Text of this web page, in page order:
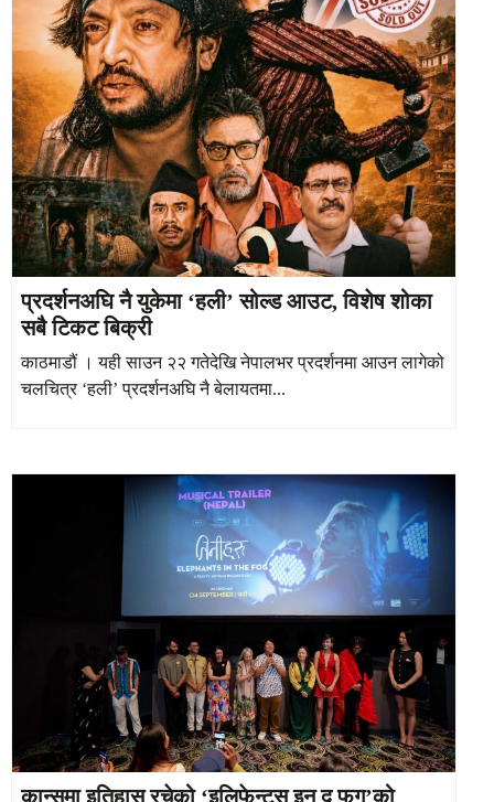
प्रदर्शनअघि नै युकेमा ‘हली’ सोल्ड आउट, विशेष शोका
सबै टिकट बिक्री
काठमाडौं । यही साउन २२ गतेदेखि नेपालभर प्रदर्शनमा आउन लागेको
चलचित्र ‘हली’ प्रदर्शनअघि नै बेलायतमा...
कान्समा इतिहास रचेको ‘इलिफेन्ट्स इन द फग’को